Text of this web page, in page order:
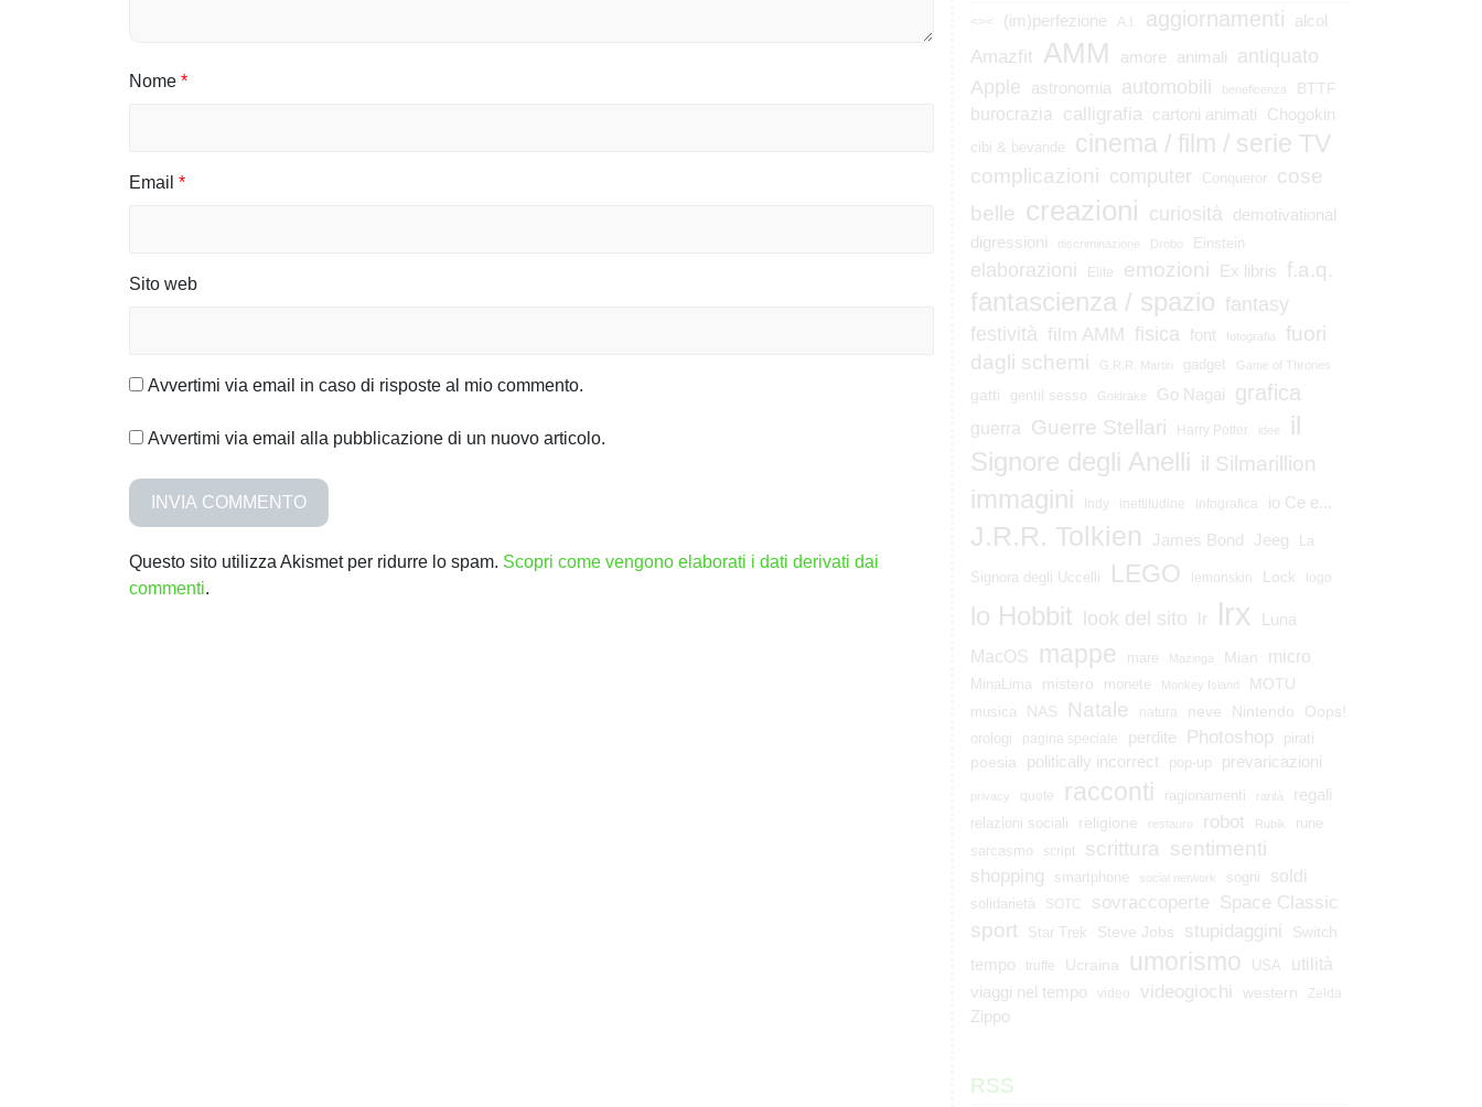
Nome *
Email *
Sito web
Avvertimi via email in caso di risposte al mio commento.
Avvertimi via email alla pubblicazione di un nuovo articolo.
Questo sito utilizza Akismet per ridurre lo spam. Scopri come vengono elaborati i dati derivati dai
commenti.
<>< (im)perfezione A.I. aggiornamenti alcol
Amazfit AMM amore animali antiquato
Apple astronomia automobili beneficenza BTTF
burocrazia calligrafia cartoni animati Chogokin
cibi & bevande cinema / film / serie TV
complicazioni computer Conqueror
cose
belle creazioni curiosità
demotivational
digressioni
discriminazione Drobo Einstein
elaborazioni Elite emozioni Ex libris f.a.q.
fantascienza / spazio fantasy
festività film AMM fisica font fotografia
fuori
dagli schemi
G.R.R. Martin gadget Game of Thrones
gatti gentil sesso Goldrake Go Nagai grafica
guerra Guerre Stellari Harry Potter idee
il
Signore degli Anelli
il Silmarillion
immagini Indy inettitudine infografica io Ce e...
J.R.R. Tolkien James Bond Jeeg La
Signora degli Uccelli LEGO lemonskin Lock logo
lo Hobbit look del sito lr lrx Luna
MacOS mappe mare Mazinga Mian micro
MinaLima mistero monete Monkey Island MOTU
musica NAS Natale natura neve Nintendo Oops!
orologi pagina speciale perdite Photoshop pirati
poesia politically incorrect pop-up prevaricazioni
privacy quote racconti ragionamenti rarità regali
relazioni sociali religione restauro robot Rubik
rune
sarcasmo
script scrittura sentimenti
shopping smartphone social network sogni soldi
solidarietà SOTC sovraccoperte Space Classic
sport Star Trek Steve Jobs stupidaggini
Switch
tempo
truffe Ucraina umorismo USA
utilità
viaggi nel tempo
video videogiochi western Zelda
Zippo
RSS